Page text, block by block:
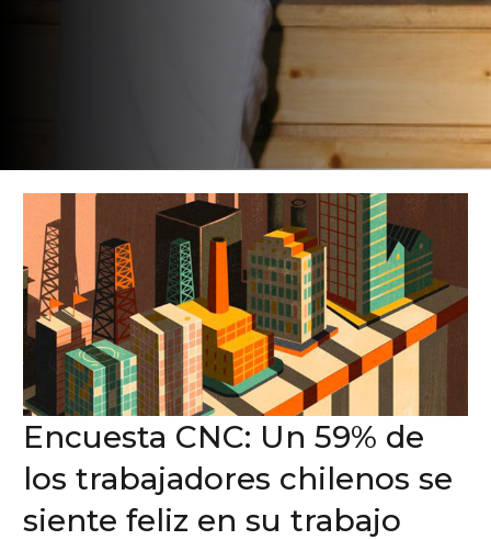
Encuesta CNC: Un 59% de
los trabajadores chilenos se
siente feliz en su trabajo